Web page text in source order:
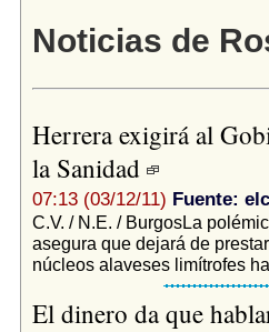
Noticias de
Herrera exigirá al
la Sanidad
07:13 (03/12/11) Fuente:
C.V. / N.E. / BurgosLa
asegura que dejará de
núcleos alaveses limítrofes
El dinero da que